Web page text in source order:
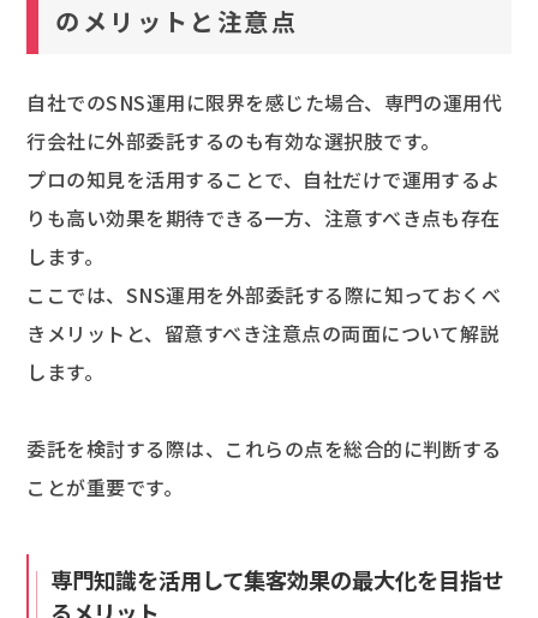
のメリットと注意点
自社でのSNS運用に限界を感じた場合、専門の運用代
行会社に外部委託するのも有効な選択肢です。
プロの知見を活用することで、自社だけで運用するよ
りも高い効果を期待できる一方、注意すべき点も存在
します。
ここでは、SNS運用を外部委託する際に知っておくべ
きメリットと、留意すべき注意点の両面について解説
します。
委託を検討する際は、これらの点を総合的に判断する
ことが重要です。
専門知識を活用して集客効果の最大化を目指せ